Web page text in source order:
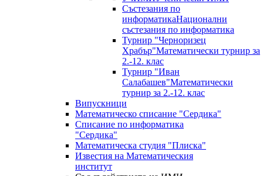
Състезания по
информатикаНационални
състезания по информатика
Турнир "Черноризец
Храбър"Математически турнир за
2.-12. клас
Турнир "Иван
Салабашев"Математически
турнир за 2.-12. клас
Випускници
Математическо списание "Сердика"
Списание по информатика
"Сердика"
Математическа студия "Плиска"
Известия на Математическия
институт